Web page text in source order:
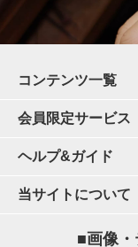
コンテンツ一覧
会員限定サービス
ヘルプ&ガイド
当サイトについて
■画像